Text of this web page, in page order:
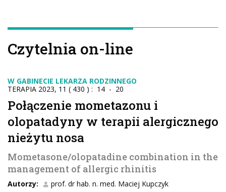
Czytelnia on-line
W GABINECIE LEKARZA RODZINNEGO
TERAPIA 2023, 11 ( 430 ) : 14 - 20
Połączenie mometazonu i
olopatadyny w terapii alergicznego
nieżytu nosa
Mometasone/olopatadine combination in the
management of allergic rhinitis
Autorzy:
prof. dr hab. n. med. Maciej Kupczyk